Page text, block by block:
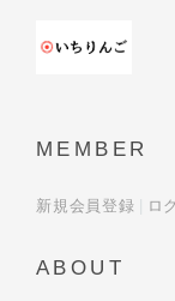
MEMBER
新規会員登録 ロ
ABOUT